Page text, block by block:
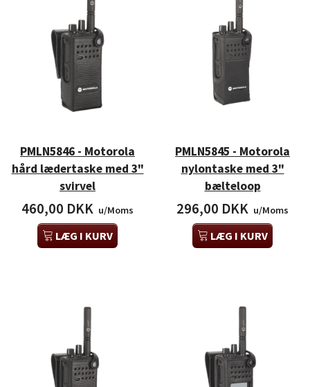
PMLN5846 - Motorola
hård lædertaske med 3"
svirvel
460,00 DKK u/Moms
LÆG I KURV
PMLN5845 - Motorola
nylontaske med 3"
bælteloop
296,00 DKK u/Moms
LÆG I KURV